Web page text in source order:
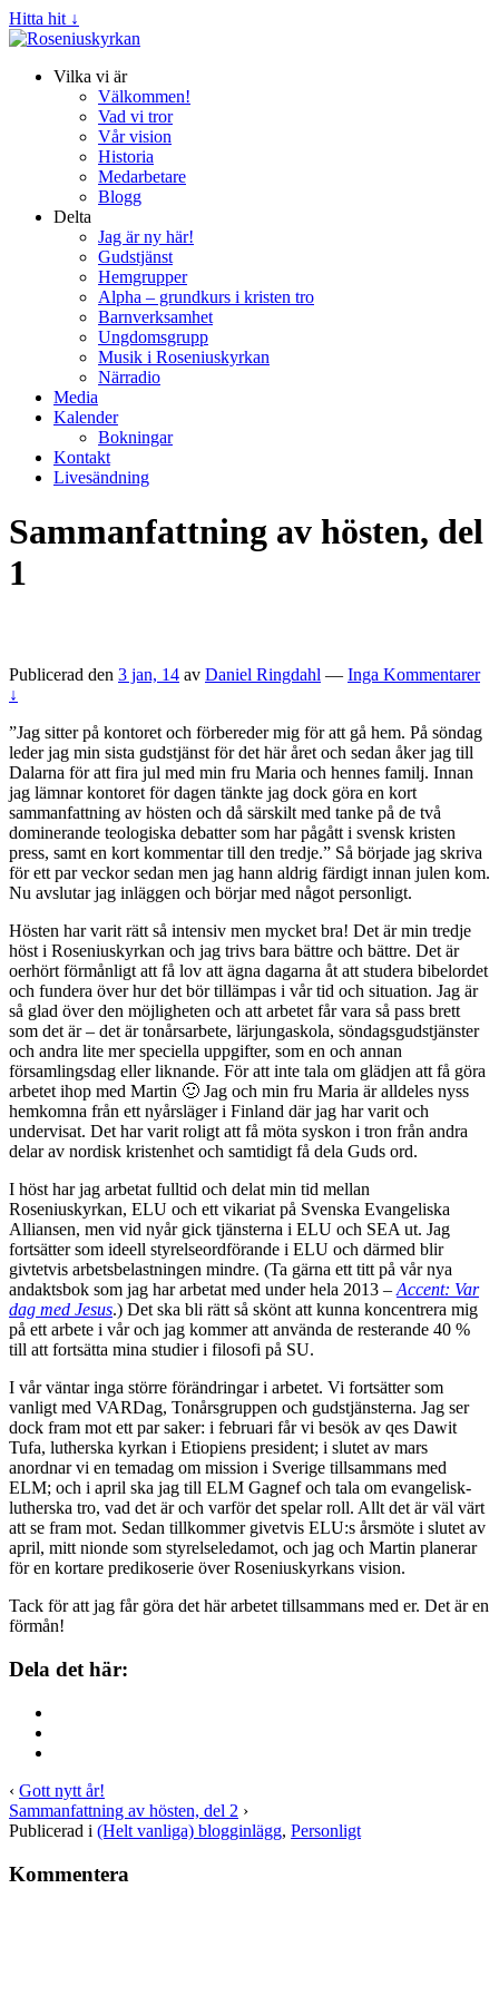
Hitta hit ↓
Vilka vi är
Välkommen!
Vad vi tror
Vår vision
Historia
Medarbetare
Blogg
Delta
Jag är ny här!
Gudstjänst
Hemgrupper
Alpha – grundkurs i kristen tro
Barnverksamhet
Ungdomsgrupp
Musik i Roseniuskyrkan
Närradio
Media
Kalender
Bokningar
Kontakt
Livesändning
Sammanfattning av hösten, del
1
Publicerad den 3 jan, 14 av Daniel Ringdahl — Inga Kommentarer
↓
”Jag sitter på kontoret och förbereder mig för att gå hem. På söndag
leder jag min sista gudstjänst för det här året och sedan åker jag till
Dalarna för att fira jul med min fru Maria och hennes familj. Innan
jag lämnar kontoret för dagen tänkte jag dock göra en kort
sammanfattning av hösten och då särskilt med tanke på de två
dominerande teologiska debatter som har pågått i svensk kristen
press, samt en kort kommentar till den tredje.” Så började jag skriva
för ett par veckor sedan men jag hann aldrig färdigt innan julen kom.
Nu avslutar jag inläggen och börjar med något personligt.
Hösten har varit rätt så intensiv men mycket bra! Det är min tredje
höst i Roseniuskyrkan och jag trivs bara bättre och bättre. Det är
oerhört förmånligt att få lov att ägna dagarna åt att studera bibelordet
och fundera över hur det bör tillämpas i vår tid och situation. Jag är
så glad över den möjligheten och att arbetet får vara så pass brett
som det är – det är tonårsarbete, lärjungaskola, söndagsgudstjänster
och andra lite mer speciella uppgifter, som en och annan
församlingsdag eller liknande. För att inte tala om glädjen att få göra
arbetet ihop med Martin 🙂 Jag och min fru Maria är alldeles nyss
hemkomna från ett nyårsläger i Finland där jag har varit och
undervisat. Det har varit roligt att få möta syskon i tron från andra
delar av nordisk kristenhet och samtidigt få dela Guds ord.
I höst har jag arbetat fulltid och delat min tid mellan
Roseniuskyrkan, ELU och ett vikariat på Svenska Evangeliska
Alliansen, men vid nyår gick tjänsterna i ELU och SEA ut. Jag
fortsätter som ideell styrelseordförande i ELU och därmed blir
givtetvis arbetsbelastningen mindre. (Ta gärna ett titt på vår nya
andaktsbok som jag har arbetat med under hela 2013 –Accent: Var
dag med Jesus.) Det ska bli rätt så skönt att kunna koncentrera mig
på ett arbete i vår och jag kommer att använda de resterande 40 %
till att fortsätta mina studier i filosofi på SU.
I vår väntar inga större förändringar i arbetet. Vi fortsätter som
vanligt med VARDag, Tonårsgruppen och gudstjänsterna. Jag ser
dock fram mot ett par saker: i februari får vi besök av qes Dawit
Tufa, lutherska kyrkan i Etiopiens president; i slutet av mars
anordnar vi en temadag om mission i Sverige tillsammans med
ELM; och i april ska jag till ELM Gagnef och tala om evangelisk-
lutherska tro, vad det är och varför det spelar roll. Allt det är väl värt
att se fram mot. Sedan tillkommer givetvis ELU:s årsmöte i slutet av
april, mitt nionde som styrelseledamot, och jag och Martin planerar
för en kortare predikoserie över Roseniuskyrkans vision.
Tack för att jag får göra det här arbetet tillsammans med er. Det är en
förmån!
Dela det här:
‹ Gott nytt år!
Sammanfattning av hösten, del 2 ›
Publicerad i (Helt vanliga) blogginlägg, Personligt
Kommentera